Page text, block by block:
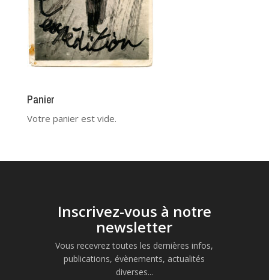
Panier
Votre panier est vide.
Inscrivez-vous à notre
newsletter
Vous recevrez toutes les dernières infos,
publications, évènements, actualités
diverses...